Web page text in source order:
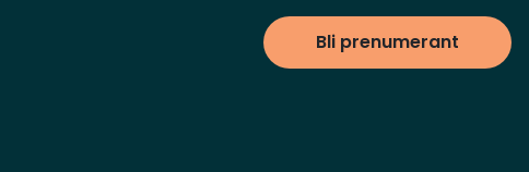
måste deklareras separat. Tidigare har flera
försändelser kunnat deklareras i samma
tulldeklaration, men den möjligheten försvinner
Bli prenumerant